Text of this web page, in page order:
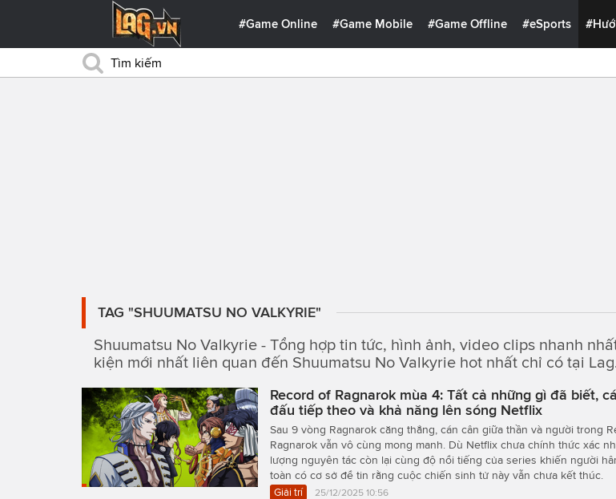
#Game Online #Game Mobile #Game Offline #eSports
TAG "SHUUMATSU NO VALKYRIE"
Shuumatsu No Valkyrie - Tổng hợp tin tức, hình ảnh, video clips nhanh
kiện mới nhất liên quan đến Shuumatsu No Valkyrie hot nhất chỉ có tại
Record of Ragnarok mùa 4: Tất cả những gì đã biết,
đấu tiếp theo và khả năng lên sóng Netflix
Sau 9 vòng Ragnarok căng thẳng, cán cân giữa thần và người trong
Ragnarok vẫn vô cùng mong manh. Dù Netflix chưa chính thức xác
lượng nguyên tác còn lại cùng độ nổi tiếng của series khiến người
toàn có cơ sở để tin rằng cuộc chiến sinh tử này vẫn chưa kết thúc.
Giải trí
25/12/2025 10:56